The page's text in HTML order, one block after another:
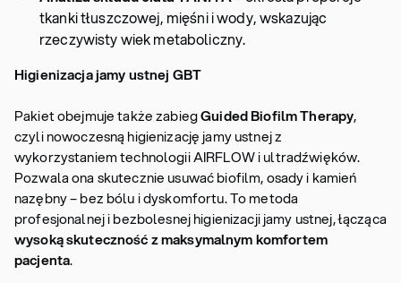
tkanki tłuszczowej, mięśni i wody, wskazując
rzeczywisty wiek metaboliczny.
Higienizacja jamy ustnej GBT
Pakiet obejmuje także zabiegGuided Biofilm Therapy,
czyli nowoczesną higienizację jamy ustnej z
wykorzystaniem technologii AIRFLOW i ultradźwięków.
Pozwala ona skutecznie usuwać biofilm, osady i kamień
nazębny – bez bólu i dyskomfortu. To metoda
profesjonalnej i bezbolesnej higienizacji jamy ustnej, łącząca
wysoką skuteczność z maksymalnym komfortem
pacjenta.